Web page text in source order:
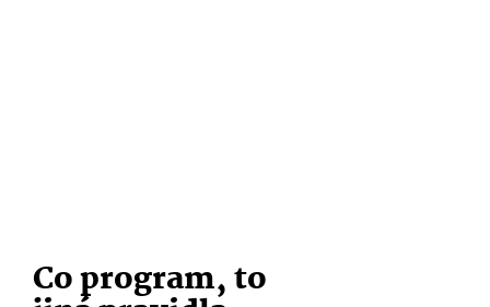
Co program, to